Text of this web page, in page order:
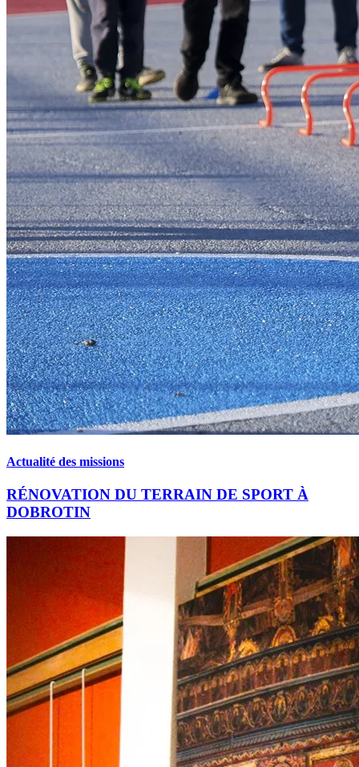
Actualité des missions
RÉNOVATION DU TERRAIN DE SPORT À
DOBROTIN